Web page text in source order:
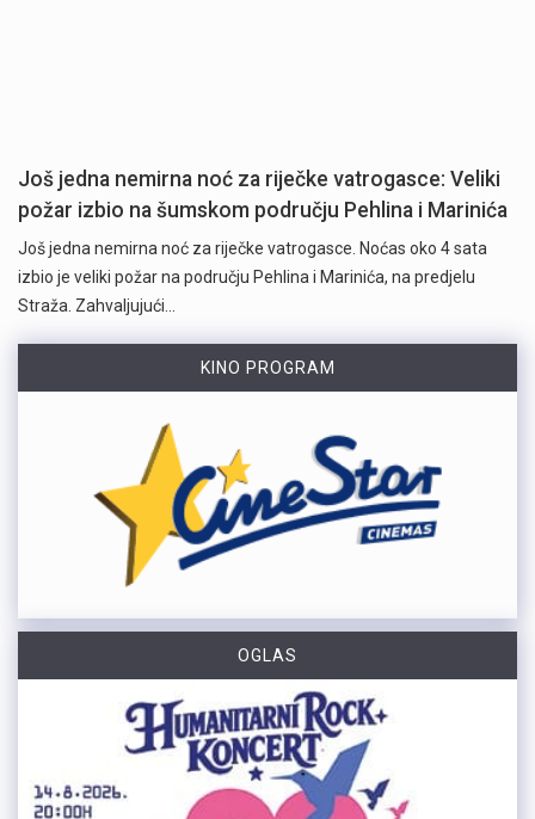
Još jedna nemirna noć za riječke vatrogasce: Veliki
požar izbio na šumskom području Pehlina i Marinića
Još jedna nemirna noć za riječke vatrogasce. Noćas oko 4 sata
izbio je veliki požar na području Pehlina i Marinića, na predjelu
Straža. Zahvaljujući…
KINO PROGRAM
OGLAS